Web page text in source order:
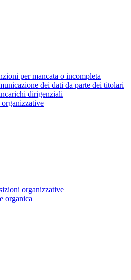
per mancata o incompleta
dei dati da parte dei titolari
dirigenziali
organizzative
organica